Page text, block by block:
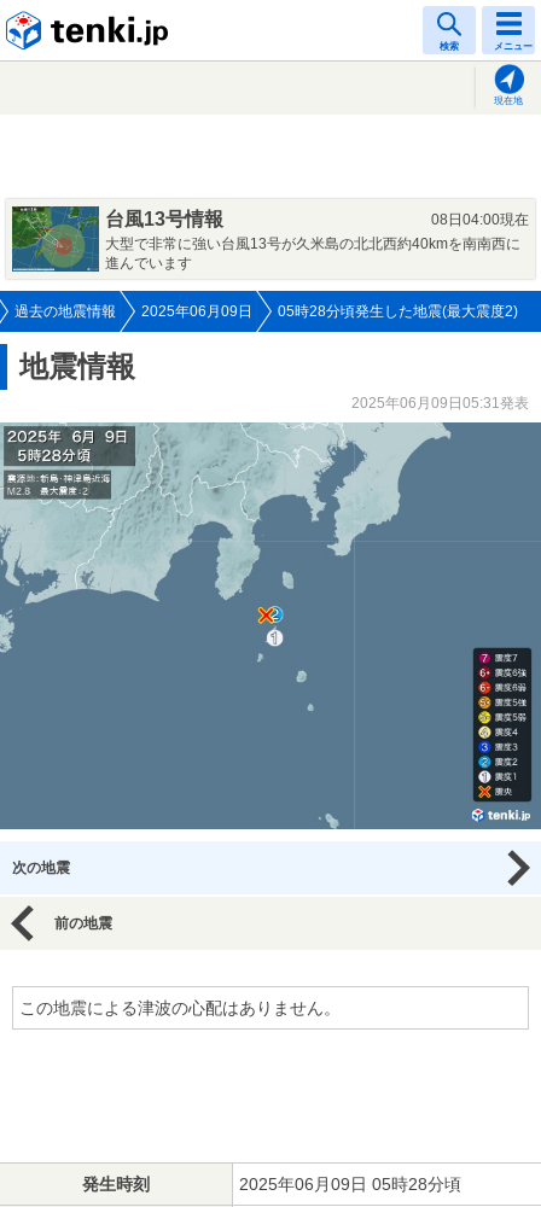
検索 メニュー
現在地
台風13号情報
08日04:00現在
大型で非常に強い台風13号が久米島の北北西約40kmを南南西に
進んでいます
過去の地震情報 2025年06月09日 05時28分頃発生した地震(最大震度2)
地震情報
2025年06月09日05:31発表
次の地震
前の地震
この地震による津波の心配はありません。
発生時刻 2025年06月09日 05時28分頃